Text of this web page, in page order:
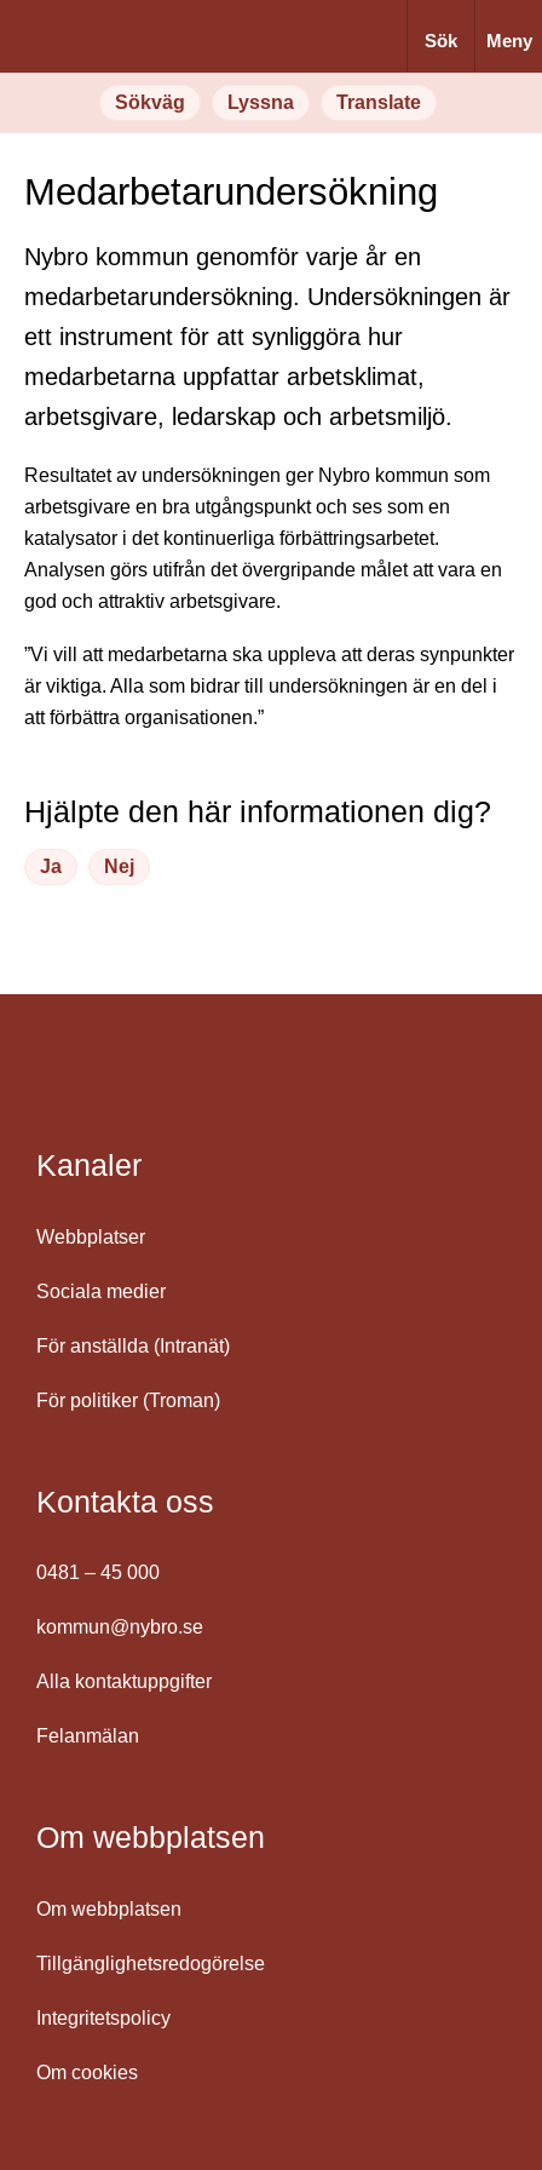
Sök Meny
Sökväg Lyssna Translate
Medarbetar­undersökning
Nybro kommun genomför varje år en
medarbetarundersökning. Undersökningen är
ett instrument för att synliggöra hur
medarbetarna uppfattar arbetsklimat,
arbetsgivare, ledarskap och arbetsmiljö.
Resultatet av undersökningen ger Nybro kommun som
arbetsgivare en bra utgångspunkt och ses som en
katalysator i det kontinuerliga förbättringsarbetet.
Analysen görs utifrån det övergripande målet att vara en
god och attraktiv arbetsgivare.
”Vi vill att medarbetarna ska uppleva att deras synpunkter
är viktiga. Alla som bidrar till undersökningen är en del i
att förbättra organisationen.”
Hjälpte den här informationen dig?
Ja Nej
Kanaler
Webbplatser
Sociala medier
För anställda (Intranät)
För politiker (Troman)
Kontakta oss
0481 – 45 000
kommun@nybro.se
Alla kontaktuppgifter
Felanmälan
Om webbplatsen
Om webbplatsen
Tillgänglighetsredogörelse
Integritetspolicy
Om cookies